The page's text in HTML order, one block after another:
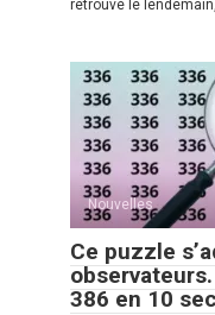
retrouvé le
Nouvelles
Ce puzzle
386 en 10